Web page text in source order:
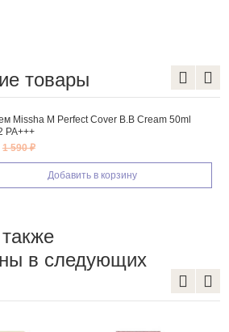
товары
Missha M Perfect Cover B.B Cream 50ml
PA+++
1 590 ₽
Добавить в корзину
в следующих